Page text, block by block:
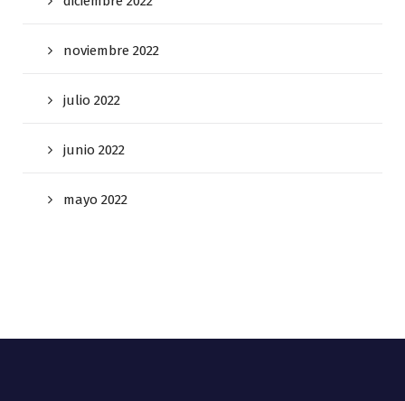
noviembre 2022
julio 2022
junio 2022
mayo 2022